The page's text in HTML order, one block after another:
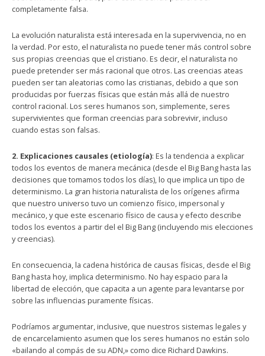
completamente falsa.
La evolución naturalista está interesada en la supervivencia, no en
la verdad. Por esto, el naturalista no puede tener más control sobre
sus propias creencias que el cristiano. Es decir, el naturalista no
puede pretender ser más racional que otros. Las creencias ateas
pueden ser tan aleatorias como las cristianas, debido a que son
producidas por fuerzas físicas que están más allá de nuestro
control racional. Los seres humanos son, simplemente, seres
supervivientes que forman creencias para sobrevivir, incluso
cuando estas son falsas.
2. Explicaciones causales (etiología): Es la tendencia a explicar
todos los eventos de manera mecánica (desde el Big Bang hasta las
decisiones que tomamos todos los días), lo que implica un tipo de
determinismo. La gran historia naturalista de los orígenes afirma
que nuestro universo tuvo un comienzo físico, impersonal y
mecánico, y que este escenario físico de causa y efecto describe
todos los eventos a partir del el Big Bang (incluyendo mis elecciones
y creencias).
En consecuencia, la cadena histórica de causas físicas, desde el Big
Bang hasta hoy, implica determinismo. No hay espacio para la
libertad de elección, que capacita a un agente para levantarse por
sobre las influencias puramente físicas.
Podríamos argumentar, inclusive, que nuestros sistemas legales y
de encarcelamiento asumen que los seres humanos no están solo
«bailando al compás de su ADN,» como dice Richard Dawkins.